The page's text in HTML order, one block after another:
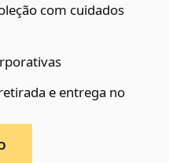
com cuidados
e entrega no